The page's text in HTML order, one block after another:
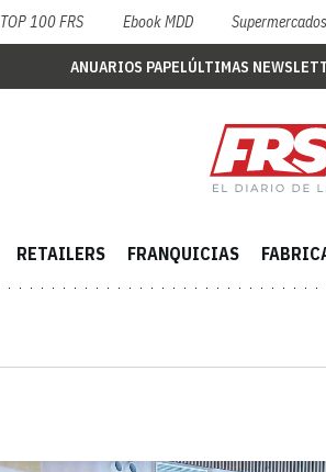
TOP 100 FRS Ebook MDD Supermercados
ANUARIOS PAPELÚLTIMAS
RETAILERS FRANQUICIAS